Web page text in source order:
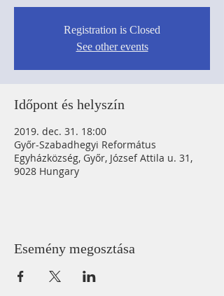
Registration is Closed
See other events
Időpont és helyszín
2019. dec. 31. 18:00
Győr-Szabadhegyi Református
Egyházközség, Győr, József Attila u. 31,
9028 Hungary
Esemény megosztása